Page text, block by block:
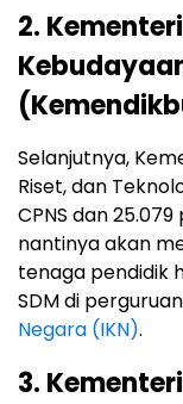
2.
Selanjutnya,
Riset, dan
CPNS dan
nantinya akan
tenaga pendidik
SDM di
Negara (IKN).
3.